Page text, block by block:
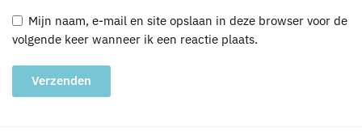
Mijn naam, e-mail en site opslaan in deze browser voor de
volgende keer wanneer ik een reactie plaats.